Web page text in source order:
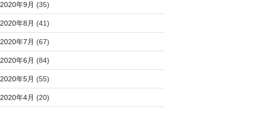
2020年9月 (35)
2020年8月 (41)
2020年7月 (67)
2020年6月 (84)
2020年5月 (55)
2020年4月 (20)